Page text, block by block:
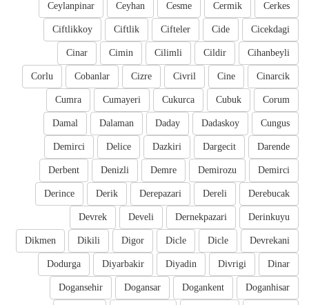
Cerkes
Cermik
Cesme
Ceyhan
Ceylanpinar
Cicekdagi
Cide
Cifteler
Ciftlik
Ciftlikkoy
Cihanbeyli
Cildir
Cilimli
Cimin
Cinar
Cinarcik
Cine
Civril
Cizre
Cobanlar
Corlu
Corum
Cubuk
Cukurca
Cumayeri
Cumra
Cungus
Dadaskoy
Daday
Dalaman
Damal
Darende
Dargecit
Dazkiri
Delice
Demirci
Demirci
Demirozu
Demre
Denizli
Derbent
Derebucak
Dereli
Derepazari
Derik
Derince
Derinkuyu
Dernekpazari
Develi
Devrek
Devrekani
Dicle
Dicle
Digor
Dikili
Dikmen
Dinar
Divrigi
Diyadin
Diyarbakir
Dodurga
Doganhisar
Dogankent
Dogansar
Dogansehir